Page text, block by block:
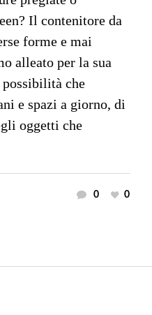
Il contenitore da
forme e mai
alleato per la sua
possibilità che
e spazi a giorno, di
oggetti che
0 0